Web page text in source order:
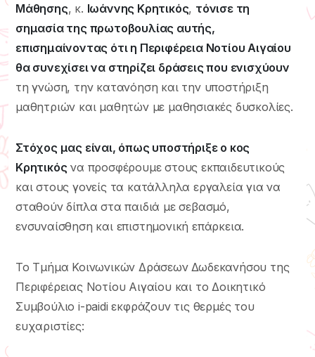
Μάθησης, κ. Ιωάννης Κρητικός, τόνισε τη
σημασία της πρωτοβουλίας αυτής,
επισημαίνοντας ότι η Περιφέρεια Νοτίου Αιγαίου
θα συνεχίσει να στηρίζει δράσεις που ενισχύουν
τη γνώση, την κατανόηση και την υποστήριξη
μαθητριών και μαθητών με μαθησιακές δυσκολίες.
Στόχος μας είναι, όπως υποστήριξε ο κος
Κρητικόςνα προσφέρουμε στους εκπαιδευτικούς
και στους γονείς τα κατάλληλα εργαλεία για να
σταθούν δίπλα στα παιδιά με σεβασμό,
ενσυναίσθηση και επιστημονική επάρκεια.
Το Τμήμα Κοινωνικών Δράσεων Δωδεκανήσου της
Περιφέρειας Νοτίου Αιγαίου και το Δοικητικό
Συμβούλιο i-paidi εκφράζουν τις θερμές του
ευχαριστίες: